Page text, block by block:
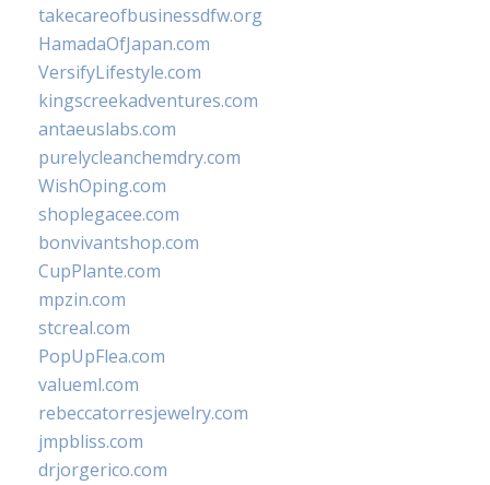
takecareofbusinessdfw.org
HamadaOfJapan.com
VersifyLifestyle.com
kingscreekadventures.com
antaeuslabs.com
purelycleanchemdry.com
WishOping.com
shoplegacee.com
bonvivantshop.com
CupPlante.com
mpzin.com
stcreal.com
PopUpFlea.com
valueml.com
rebeccatorresjewelry.com
jmpbliss.com
drjorgerico.com